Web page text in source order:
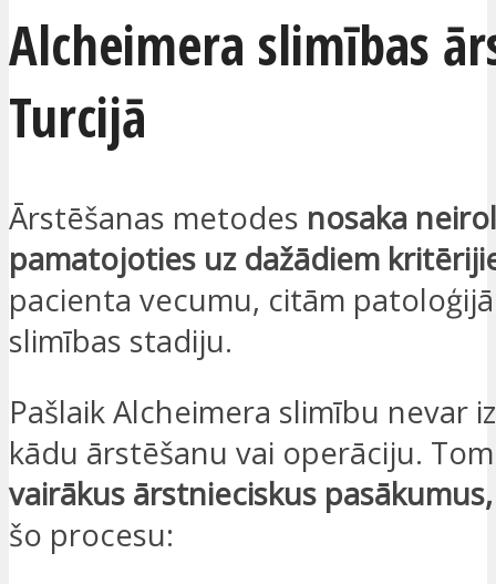
Alcheimera slimības
Turcijā
Ārstēšanas metodes nosaka
pamatojoties uz dažādiem
pacienta vecumu, citām
slimības stadiju.
Pašlaik Alcheimera slimību nevar
kādu ārstēšanu vai operāciju.
vairākus ārstnieciskus pasākumus,
šo procesu: